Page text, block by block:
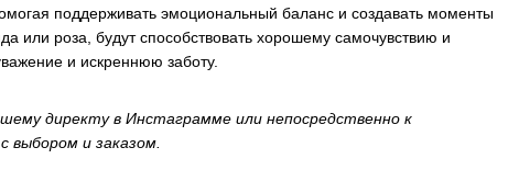
поддерживать эмоциональный баланс и создавать моменты
или роза, будут способствовать хорошему самочувствию и
и искреннюю заботу.
директу в Инстаграмме или непосредственно к
выбором и заказом.